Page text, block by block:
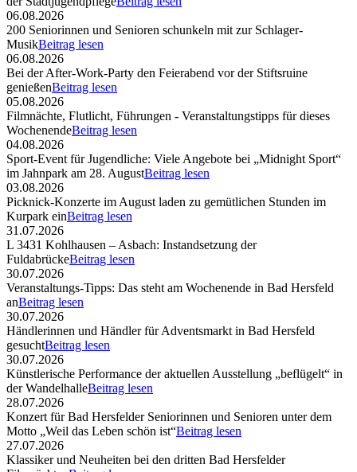
06.08.2026
200 Seniorinnen und Senioren schunkeln mit zur Schlager-
MusikBeitrag lesen
06.08.2026
Bei der After-Work-Party den Feierabend vor der Stiftsruine
genießenBeitrag lesen
05.08.2026
Filmnächte, Flutlicht, Führungen - Veranstaltungstipps für dieses
WochenendeBeitrag lesen
04.08.2026
Sport-Event für Jugendliche: Viele Angebote bei „Midnight Sport“
im Jahnpark am 28. AugustBeitrag lesen
03.08.2026
Picknick-Konzerte im August laden zu gemütlichen Stunden im
Kurpark einBeitrag lesen
31.07.2026
L 3431 Kohlhausen – Asbach: Instandsetzung der
FuldabrückeBeitrag lesen
30.07.2026
Veranstaltungs-Tipps: Das steht am Wochenende in Bad Hersfeld
anBeitrag lesen
30.07.2026
Händlerinnen und Händler für Adventsmarkt in Bad Hersfeld
gesuchtBeitrag lesen
30.07.2026
Künstlerische Performance der aktuellen Ausstellung „beflügelt“ in
der WandelhalleBeitrag lesen
28.07.2026
Konzert für Bad Hersfelder Seniorinnen und Senioren unter dem
Motto „Weil das Leben schön ist“Beitrag lesen
27.07.2026
Klassiker und Neuheiten bei den dritten Bad Hersfelder